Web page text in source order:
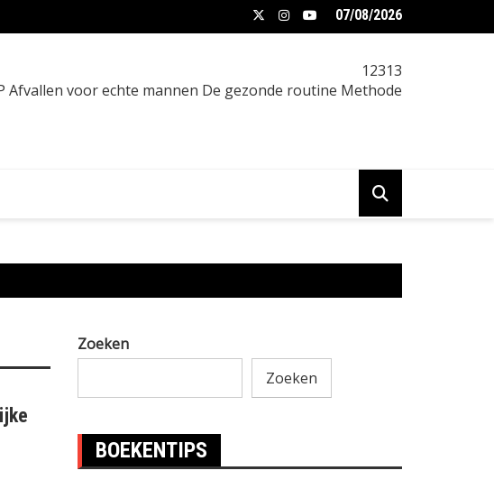
16:8 of 5:2 intermittent fasting afvallen: Intermittent
07/08/2026
12313
Afvallen voor echte mannen De gezonde routine Methode
Zoeken
Zoeken
BOEKENTIPS